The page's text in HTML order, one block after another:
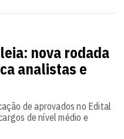
nova rodada
analistas e
de aprovados no Edital
de nível médio e